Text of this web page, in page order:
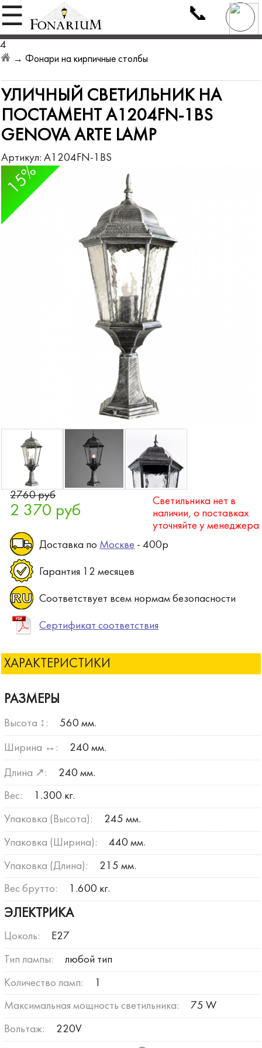
☰ 📞
4
→Фонари на кирпичные столбы
УЛИЧНЫЙ СВЕТИЛЬНИК НА
ПОСТАМЕНТ A1204FN-1BS
GENOVA ARTE LAMP
Артикул:A1204FN-1BS
15%
2760 руб
2 370 руб
Светильника нет в
наличии, о поставках
уточняйте у менеджера
Доставка по Москве - 400р
Гарантия 12 месяцев
Соответствует всем нормам безопасности
Сертификат соответствия
ХАРАКТЕРИСТИКИ
РАЗМЕРЫ
Высота ↕: 560 мм.
Ширина ↔: 240 мм.
Длина ↗: 240 мм.
Вес: 1.300 кг.
Упаковка (Высота): 245 мм.
Упаковка (Ширина): 440 мм.
Упаковка (Длина): 215 мм.
Вес брутто: 1.600 кг.
ЭЛЕКТРИКА
Цоколь: E27
Тип лампы: любой тип
Количество ламп: 1
Максимальная мощность светильника: 75 W
Вольтаж: 220V